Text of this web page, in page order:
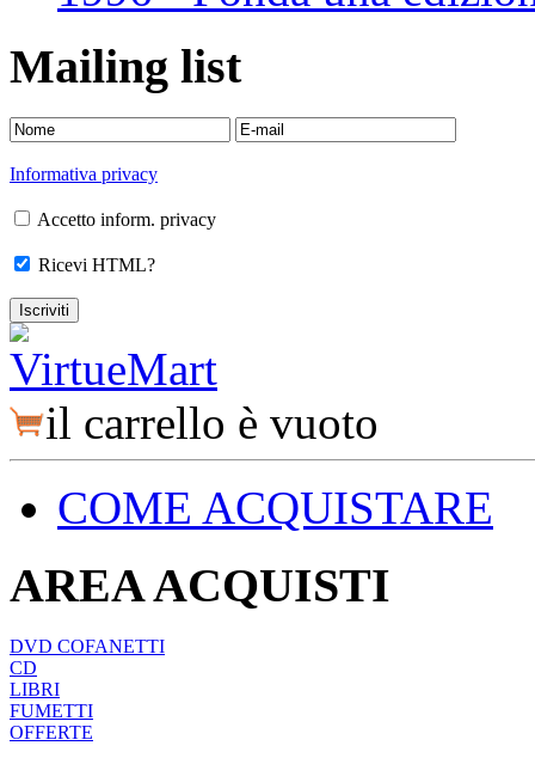
Mailing list
Informativa privacy
Accetto inform. privacy
Ricevi HTML?
il carrello è vuoto
COME ACQUISTARE
AREA ACQUISTI
DVD COFANETTI
CD
LIBRI
FUMETTI
OFFERTE